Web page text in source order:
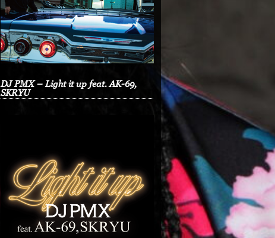
DJ PMX – Light it up feat. AK-69,
SKRYU